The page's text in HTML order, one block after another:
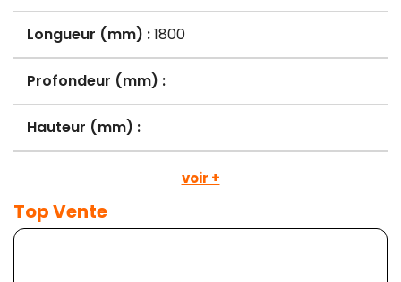
Longueur (mm) :1800
Profondeur (mm) :
Hauteur (mm) :
voir +
Top Vente